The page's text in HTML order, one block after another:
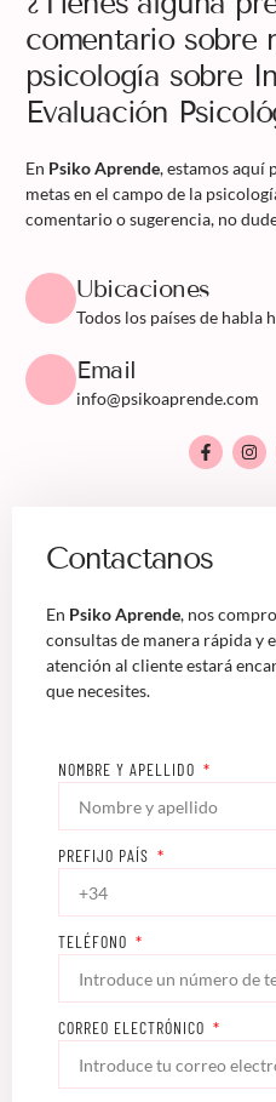
comentario sobre
psicología sobre
Evaluación
En Psiko Aprende, estamos aquí
metas en el campo de la
comentario o sugerencia, no
Ubicaciones
Todos los países de habla
Email
info@psikoaprende.com
Contactanos
En Psiko Aprende, nos
consultas de manera rápida y
atención al cliente estará
que necesites.
NOMBRE Y APELLIDO
PREFIJO PAÍS
TELÉFONO
CORREO ELECTRÓNICO